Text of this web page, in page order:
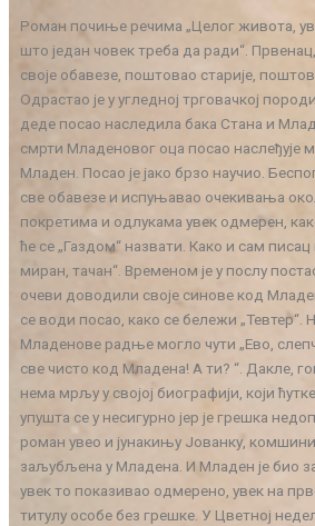
Роман почиње речима „Целог живота,
што један човек треба да ради“.
своје обавезе, поштовао старије,
Одрастао је у угледној трговачкој
деде посао наследила бака Стана и
смрти Младеновог оца посао наслеђује
Младен. Посао је јако брзо научио.
све обавезе и испуњавао очекивања
покретима и одлукама увек одмерен,
ће се „Газдом“ назвати. Како и сам
миран, тачан“. Временом је у послу
очеви доводили своје синове код
се води посао, како се бележи „Тевтер“.
Младенове радње могло чути „Ево,
све чисто код Младена! А ти? “. Дакле,
нема мрљу у својој биографији, који
упушта се у несигурно јер је грешка
роман увео и јунакињу Јованку,
заљубљена у Младена. И Младен је био
увек то показивао одмерено, увек на
титулу особе без грешке. У Цветној